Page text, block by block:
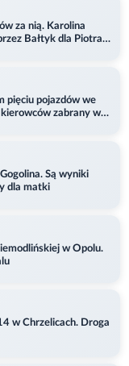
za nią. Karolina
Bałtyk dla Piotra.
pięciu pojazdów we
zabrany w
Są wyniki
dla matki
w Opolu.
w Chrzelicach. Droga